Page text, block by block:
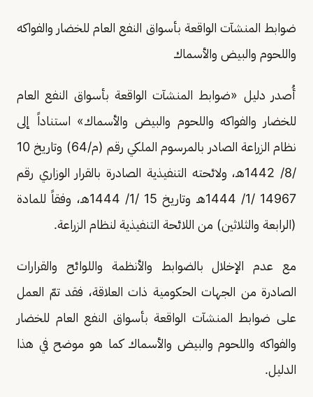
ضوابط المنشآت الواقعة بأسواق النفع العام للخضار والفواكه
واللحوم والبيض والأسماك
أُصدر دليل «ضوابط المنشآت الواقعة بأسواق النفع العام
للخضار والفواكه واللحوم والبيض والأسماك» استناداً إلى
نظام الزراعة الصادر بالمرسوم الملكي رقم (م/64) وتاريخ 10
/8/ 1442هـ، ولائحته التنفيذية الصادرة بالقرار الوزاري رقم
14967 /1/ 1444هـ وتاريخ 15 /1/ 1444هـ، وفقاً للمادة
(الرابعة والثلاثين) من اللائحة التنفيذية لنظام الزراعة.
مع عدم الإخلال بالضوابط والأنظمة واللوائح والقرارات
الصادرة من الجهات الحكومية ذات العلاقة، فقد تمّ العمل
على ضوابط المنشآت الواقعة بأسواق النفع العام للخضار
والفواكه واللحوم والبيض والأسماك كما هو موضح في هذا
الدليل.